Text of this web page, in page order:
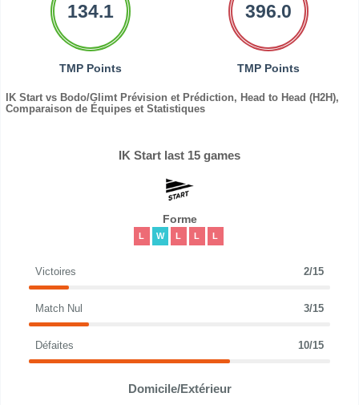
134.1
TMP Points
396.0
TMP Points
IK Start vs Bodo/Glimt Prévision et Prédiction, Head to Head (H2H),
Comparaison de Équipes et Statistiques
IK Start last 15 games
Forme
L W L L L
Victoires 2/15
Match Nul 3/15
Défaites 10/15
Domicile/Extérieur